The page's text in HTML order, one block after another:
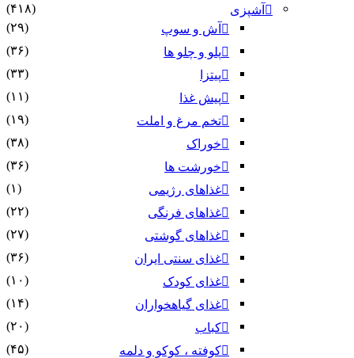
آشپزی
(۴۱۸)
آش و سوپ
(۲۹)
پلو و چلو ها
(۳۶)
پیتزا
(۳۳)
پیش غذا
(۱۱)
تخم مرغ و املت
(۱۹)
خوراک
(۳۸)
خورشت ها
(۳۶)
غذاهای رژیمی
(۱)
غذاهای فرنگی
(۲۲)
غذاهای گوشتی
(۲۷)
غذای سنتی ایران
(۳۶)
غذای کودک
(۱۰)
غذای گیاهخواران
(۱۴)
کباب
(۲۰)
کوفته ، کوکو و دلمه
(۴۵)